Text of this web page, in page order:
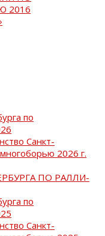
2016
по
Санкт-
2026 г.
ПО РАЛЛИ-
по
Санкт-